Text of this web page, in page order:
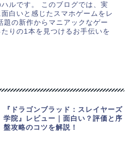
ルです。 このブログでは、実
白いと感じたスマホゲームをレ
題の新作からマニアックなゲー
りの1本を見つけるお手伝いを
『ドラゴンブラッド：スレイヤーズ
学院』レビュー｜面白い？評価と序
盤攻略のコツを解説！